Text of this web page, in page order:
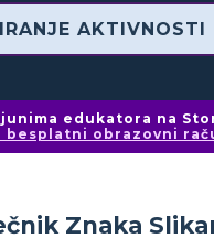
AKTIVNOSTI
edukatora na
besplatni obrazovni